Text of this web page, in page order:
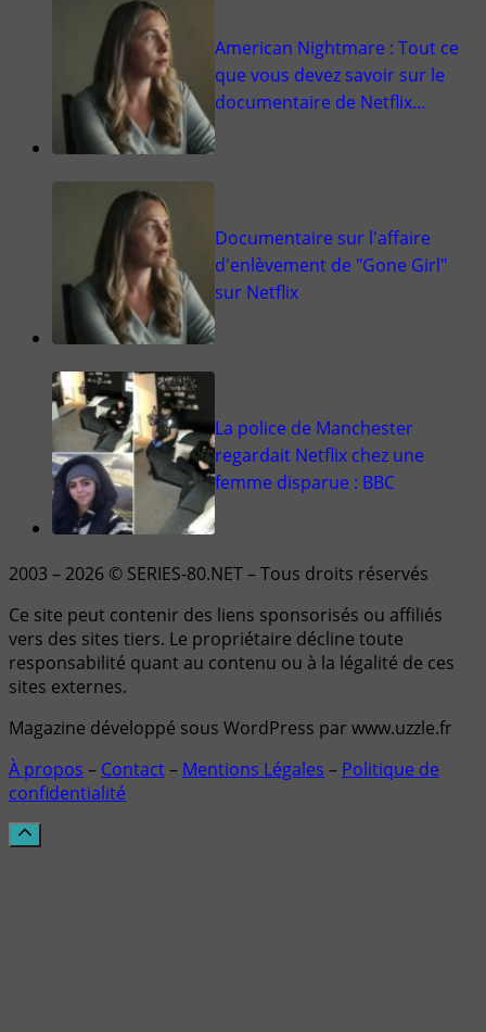
American Nightmare : Tout ce
que vous devez savoir sur le
documentaire de Netflix…
Documentaire sur l'affaire
d'enlèvement de "Gone Girl"
sur Netflix
La police de Manchester
regardait Netflix chez une
femme disparue : BBC
2003 – 2026 © SERIES-80.NET – Tous droits réservés
Ce site peut contenir des liens sponsorisés ou affiliés
vers des sites tiers. Le propriétaire décline toute
responsabilité quant au contenu ou à la légalité de ces
sites externes.
Magazine développé sous WordPress par www.uzzle.fr
À propos – Contact– Mentions Légales – Politique de
confidentialité